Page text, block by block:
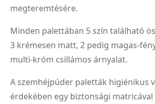
megteremtésére.
Minden palettában 5 szín található
3 krémesen matt, 2 pedig magas-
multi-króm csillámos árnyalat.
A szemhéjpúder paletták higiénikus
érdekében egy biztonsági matricával